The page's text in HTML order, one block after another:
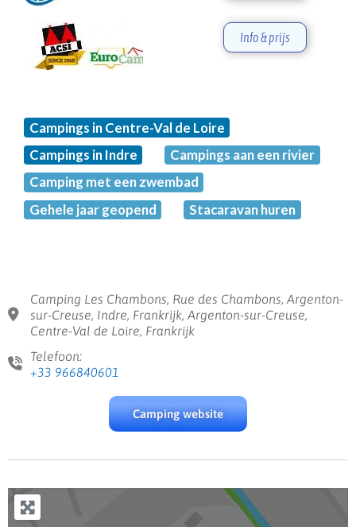
Info & prijs
Campings in Centre-Val de Loire
Campings in Indre
Campings aan een rivier
Camping met een zwembad
Gehele jaar geopend
Stacaravan huren
Camping Les Chambons, Rue des Chambons, Argenton-
sur-Creuse, Indre, Frankrijk, Argenton-sur-Creuse,
Centre-Val de Loire, Frankrijk
Telefoon:
+33 966840601
Camping website